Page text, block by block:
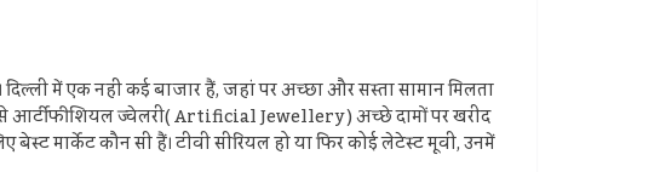
में एक नहीं कई बाजार हैं, जहां पर अच्‍छा और सस्‍ता सामान मिलता
से आर्टीफीशियल ज्‍वेलरी( Artificial Jewellery ) अच्‍छे दामों पर खरीद
मार्केट कौन सी हैं। टीवी सीरियल हो या फिर कोई लेटेस्‍ट मूवी, उनमें